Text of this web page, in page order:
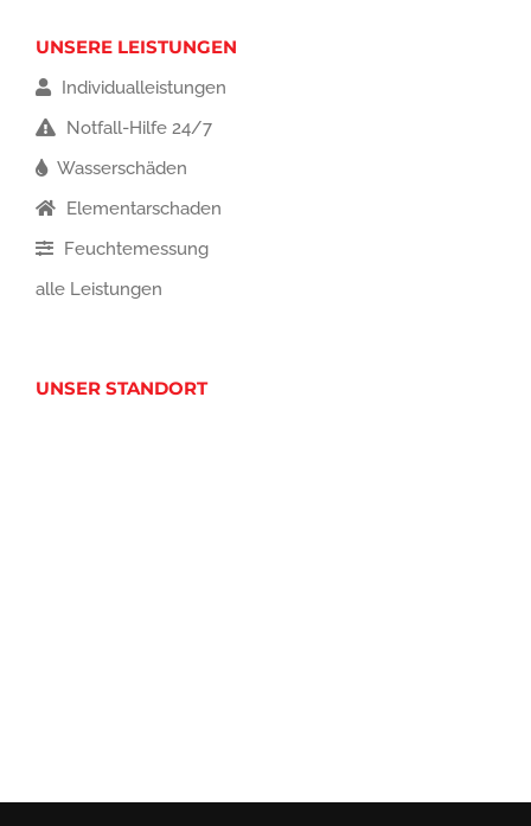
UNSERE LEISTUNGEN
Individualleistungen
Notfall-Hilfe 24/7
Wasserschäden
Elementarschaden
Feuchtemessung
alle Leistungen
UNSER STANDORT